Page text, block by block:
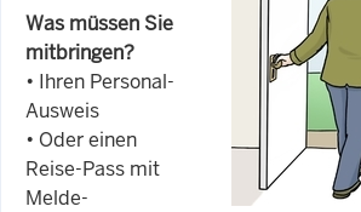
Was müssen Sie
mitbringen?
• Ihren Personal-
Ausweis
• Oder einen
Reise-Pass mit
Melde-